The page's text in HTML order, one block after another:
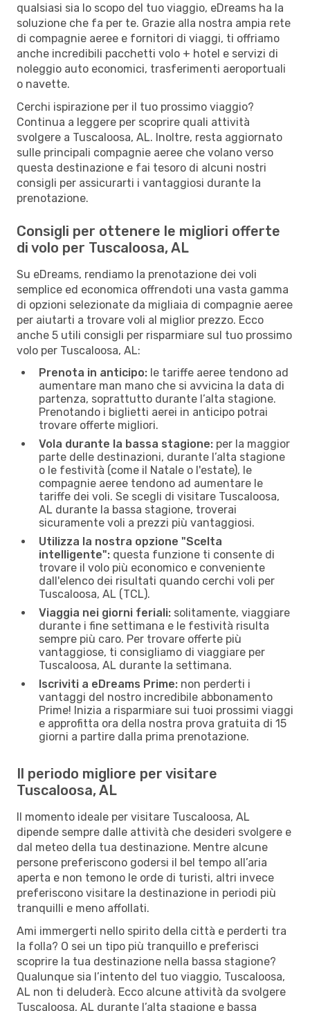
qualsiasi sia lo scopo del tuo viaggio, eDreams ha la
soluzione che fa per te. Grazie alla nostra ampia rete
di compagnie aeree e fornitori di viaggi, ti offriamo
anche incredibili pacchetti volo + hotel e servizi di
noleggio auto economici, trasferimenti aeroportuali
o navette.
Cerchi ispirazione per il tuo prossimo viaggio?
Continua a leggere per scoprire quali attività
svolgere a Tuscaloosa, AL. Inoltre, resta aggiornato
sulle principali compagnie aeree che volano verso
questa destinazione e fai tesoro di alcuni nostri
consigli per assicurarti i vantaggiosi durante la
prenotazione.
Consigli per ottenere le migliori offerte
di volo per Tuscaloosa, AL
Su eDreams, rendiamo la prenotazione dei voli
semplice ed economica offrendoti una vasta gamma
di opzioni selezionate da migliaia di compagnie aeree
per aiutarti a trovare voli al miglior prezzo. Ecco
anche 5 utili consigli per risparmiare sul tuo prossimo
volo per Tuscaloosa, AL:
Prenota in anticipo: le tariffe aeree tendono ad
aumentare man mano che si avvicina la data di
partenza, soprattutto durante l’alta stagione.
Prenotando i biglietti aerei in anticipo potrai
trovare offerte migliori.
Vola durante la bassa stagione: per la maggior
parte delle destinazioni, durante l’alta stagione
o le festività (come il Natale o l'estate), le
compagnie aeree tendono ad aumentare le
tariffe dei voli. Se scegli di visitare Tuscaloosa,
AL durante la bassa stagione, troverai
sicuramente voli a prezzi più vantaggiosi.
Utilizza la nostra opzione "Scelta
intelligente": questa funzione ti consente di
trovare il volo più economico e conveniente
dall'elenco dei risultati quando cerchi voli per
Tuscaloosa, AL (TCL).
Viaggia nei giorni feriali: solitamente, viaggiare
durante i fine settimana e le festività risulta
sempre più caro. Per trovare offerte più
vantaggiose, ti consigliamo di viaggiare per
Tuscaloosa, AL durante la settimana.
Iscriviti a eDreams Prime: non perderti i
vantaggi del nostro incredibile abbonamento
Prime! Inizia a risparmiare sui tuoi prossimi viaggi
e approfitta ora della nostra prova gratuita di 15
giorni a partire dalla prima prenotazione.
Il periodo migliore per visitare
Tuscaloosa, AL
Il momento ideale per visitare Tuscaloosa, AL
dipende sempre dalle attività che desideri svolgere e
dal meteo della tua destinazione. Mentre alcune
persone preferiscono godersi il bel tempo all’aria
aperta e non temono le orde di turisti, altri invece
preferiscono visitare la destinazione in periodi più
tranquilli e meno affollati.
Ami immergerti nello spirito della città e perderti tra
la folla? O sei un tipo più tranquillo e preferisci
scoprire la tua destinazione nella bassa stagione?
Qualunque sia l’intento del tuo viaggio, Tuscaloosa,
AL non ti deluderà. Ecco alcune attività da svolgere
Tuscaloosa, AL durante l’alta stagione e bassa